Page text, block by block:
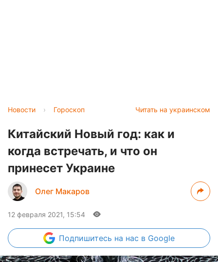
Читать на украинском
Новости › Гороскоп
Китайский Новый год: как и
когда встречать, и что он
принесет Украине
Олег Макаров
12 февраля 2021, 15:54
Подпишитесь на нас в Google